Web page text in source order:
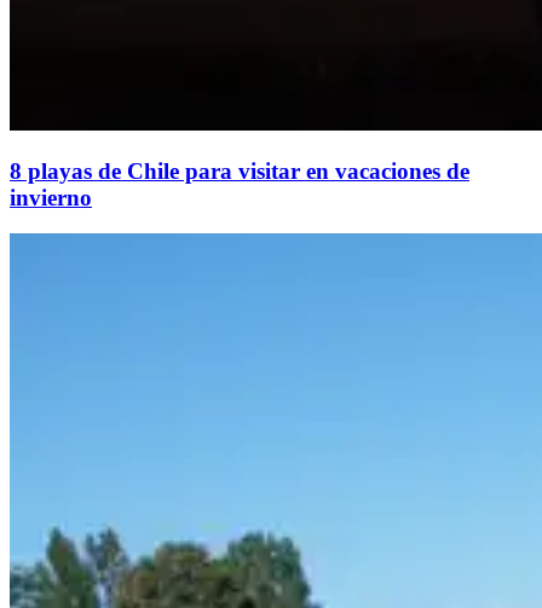
8 playas de Chile para visitar en vacaciones de
invierno